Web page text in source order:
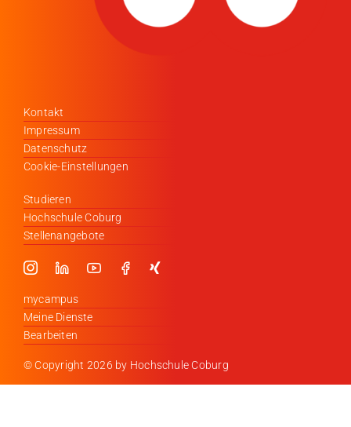
Kontakt
Impressum
Datenschutz
Cookie-Einstellungen
Studieren
Hochschule Coburg
Stellenangebote
mycampus
Meine Dienste
Bearbeiten
© Copyright 2026 by Hochschule Coburg